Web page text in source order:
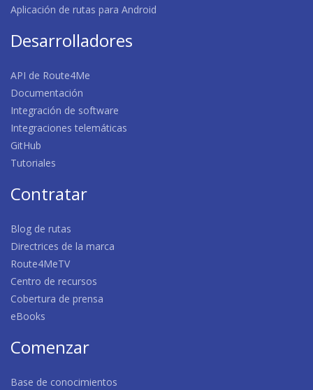
Aplicación de rutas para Android
Desarrolladores
API de Route4Me
Documentación
Integración de software
Integraciones telemáticas
GitHub
Tutoriales
Contratar
Blog de rutas
Directrices de la marca
Route4MeTV
Centro de recursos
Cobertura de prensa
eBooks
Comenzar
Base de conocimientos